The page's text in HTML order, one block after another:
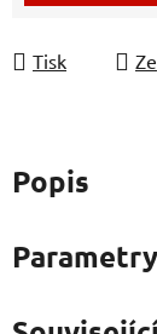
Tisk
Popis
Parametry